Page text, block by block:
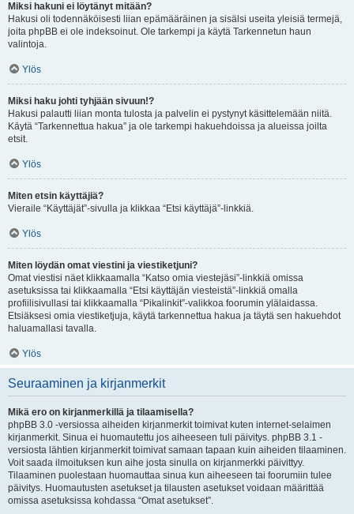
Miksi hakuni ei löytänyt mitään?
Hakusi oli todennäköisesti liian epämääräinen ja sisälsi useita yleisiä termejä,
joita phpBB ei ole indeksoinut. Ole tarkempi ja käytä Tarkennetun haun
valintoja.
Ylös
Miksi haku johti tyhjään sivuun!?
Hakusi palautti liian monta tulosta ja palvelin ei pystynyt käsittelemään niitä.
Käytä “Tarkennettua hakua” ja ole tarkempi hakuehdoissa ja alueissa joilta
etsit.
Ylös
Miten etsin käyttäjiä?
Vieraile “Käyttäjät”-sivulla ja klikkaa “Etsi käyttäjä”-linkkiä.
Ylös
Miten löydän omat viestini ja viestiketjuni?
Omat viestisi näet klikkaamalla “Katso omia viestejäsi”-linkkiä omissa
asetuksissa tai klikkaamalla “Etsi käyttäjän viesteistä”-linkkiä omalla
profiilisivullasi tai klikkaamalla “Pikalinkit”-valikkoa foorumin ylälaidassa.
Etsiäksesi omia viestiketjuja, käytä tarkennettua hakua ja täytä sen hakuehdot
haluamallasi tavalla.
Ylös
Seuraaminen ja kirjanmerkit
Mikä ero on kirjanmerkillä ja tilaamisella?
phpBB 3.0 -versiossa aiheiden kirjanmerkit toimivat kuten internet-selaimen
kirjanmerkit. Sinua ei huomautettu jos aiheeseen tuli päivitys. phpBB 3.1 -
versiosta lähtien kirjanmerkit toimivat samaan tapaan kuin aiheiden tilaaminen.
Voit saada ilmoituksen kun aihe josta sinulla on kirjanmerkki päivittyy.
Tilaaminen puolestaan huomauttaa sinua kun aiheeseen tai foorumiin tulee
päivitys. Huomautusten asetukset ja tilausten asetukset voidaan määrittää
omissa asetuksissa kohdassa “Omat asetukset”.